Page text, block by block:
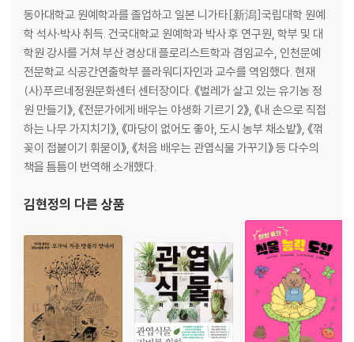
◎ 물주기
◎ 시든 꽃 따기
◎ 재배환경_ 여름나기 대책 / 겨울나기 대책
◎ 번식방법_ 포기나누기/ 알뿌리나누기 / 꺾꽂이/ 잎꽂이 / 뿌리꽂이/
교배
◎ 순지르기_ 깊이순지르기
◎ 나무 가지치기_ 가지치기 시기 / 가지치기 방법
◎ 모아심기_ 행잉 바스켓/ 수경재배
◎ 비료_ 비료주기
◎ 퇴비
◎ 원예용 농약_ 병해충
◎ 흙을 파고 가는 도구
◎ 자르고 깎는 도구
◎ 화분
동아대학교 원예학과를 졸업하고 일본 니가타[新潟]국립대학 원예
학 석사·박사 취득. 건국대학교 원예학과 박사 후 연구원, 학부 및 대
학원 강사를 거쳐 부산 경상대 플로리스트학과 겸임교수, 인천문예
전문학교 식공간연출학부 플라워디자인과 교수를 역임했다. 현재
(사)푸르네정원문화센터 센터장이다. 《벌레가 살고 있는 유기농 정
원 만들기》, 《전문가에게 배우는 야생화 기르기 2》, 《내 손으로 직접
하는 나무 가지치기》, 《마당이 없어도 좋아, 도시 농부 채소밭》, 《꺾
꽂이 접붙이기 휘묻이》, 《처음 배우는 관엽식물 가꾸기》 등 다수의
책을 틈틈이 번역해 소개했다.
김현정의 다른 상품